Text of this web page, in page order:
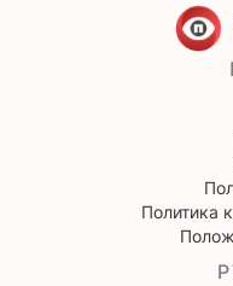
Политика